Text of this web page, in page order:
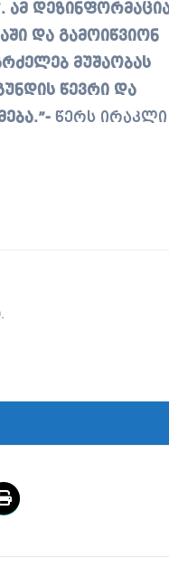
ამ
და გამოიწვიონ
მუშაობას
წევრი და
წერს ირაკლი